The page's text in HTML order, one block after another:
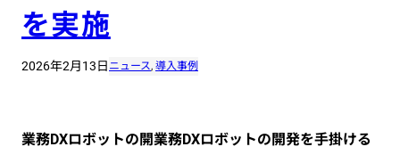
を実施
2026年2月13日 ニュース, 導入事例
業務DXロボットの開業務DXロボットの開発を手掛ける